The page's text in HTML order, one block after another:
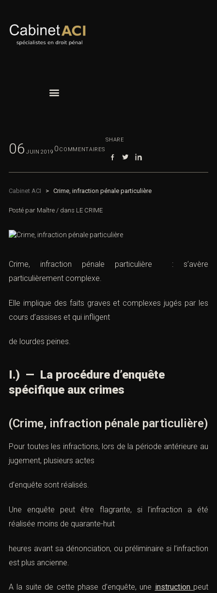
06 JUIN 2019 0 COMMENTAIRES
SHARE
Cabinet ACI > Crime, infraction pénale particulière
Posté par Maître / dans LE CRIME
Crime, infraction pénale particulière : s’avère
particulièrement complexe.
Elle implique des faits graves et complexes jugés par les
cours d’assises et qui infligent
de lourdes peines.
I.) — La procédure d’enquête
spécifique aux crimes
(Crime, infraction pénale particulière)
Pour toutes les infractions, lors de la période antérieure au
jugement, plusieurs actes
d’enquête sont réalisés.
Une enquête peut être flagrante, si l’infraction a été
réalisée moins de quarante-huit
heures avant sa dénonciation, ou préliminaire si l’infraction
est plus ancienne.
A la suite de cette phase d’enquête, une instruction peut